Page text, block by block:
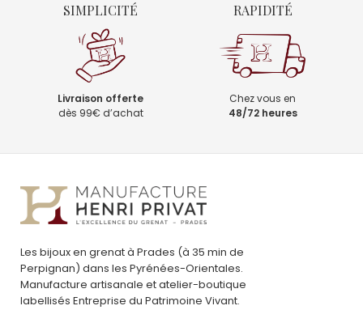
SIMPLICITÉ
Livraison offerte
dès 99€ d’achat
RAPIDITÉ
Chez vous en
48/72 heures
Les bijoux en grenat à Prades (à 35 min de
Perpignan) dans les Pyrénées-Orientales.
Manufacture artisanale et atelier-boutique
labellisés Entreprise du Patrimoine Vivant.